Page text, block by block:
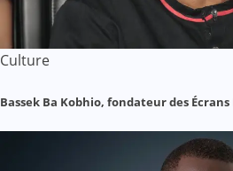
Culture
Bassek Ba Kobhio, fondateur des